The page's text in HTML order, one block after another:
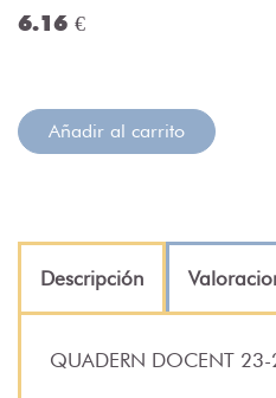
6.16 €
Añadir al carrito
Descripción
QUADERN DOCENT 23-